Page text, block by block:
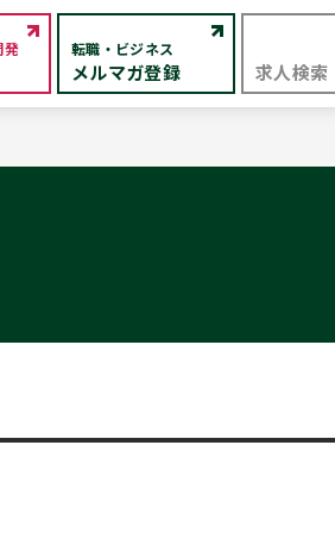
発 転職・ビジネス
メルマガ登録 求人検索